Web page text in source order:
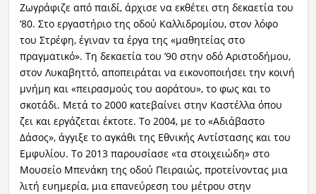
Ζωγράφιζε από παιδί, άρχισε να εκθέτει στη δεκαετία του
’80. Στο εργαστήριο της οδού Καλλιδρομίου, στον λόφο
του Στρέφη, έγιναν τα έργα της «μαθητείας στο
πραγματικό». Τη δεκαετία του ’90 στην οδό Αριστοδήμου,
στον Λυκαβηττό, αποπειράται να εικονοποιήσει την κοινή
μνήμη και «πειρασμούς του αoράτου», το φως και το
σκοτάδι. Μετά το 2000 κατεβαίνει στην Καστέλλα όπου
ζει και εργάζεται έκτοτε. Το 2004, με το «Αδιάβαστο
Δάσος», άγγιξε το αγκάθι της Εθνικής Αντίστασης και του
Εμφυλίου. Το 2013 παρουσίασε «τα στοιχειώδη» στο
Μουσείο Μπενάκη της οδού Πειραιώς, προτείνοντας μια
λιτή ευημερία, μια επανεύρεση του μέτρου στην